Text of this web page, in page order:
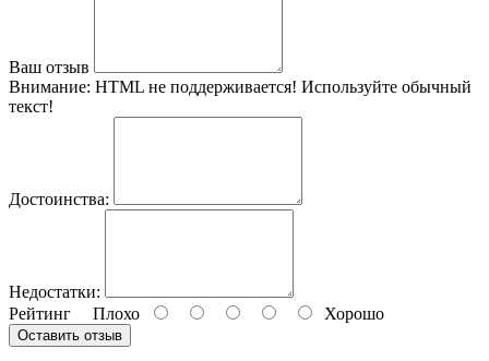
Ваш отзыв
Внимание: HTML не поддерживается! Используйте обычный
текст!
Достоинства:
Недостатки:
Рейтинг Плохо Хорошо
Оставить отзыв